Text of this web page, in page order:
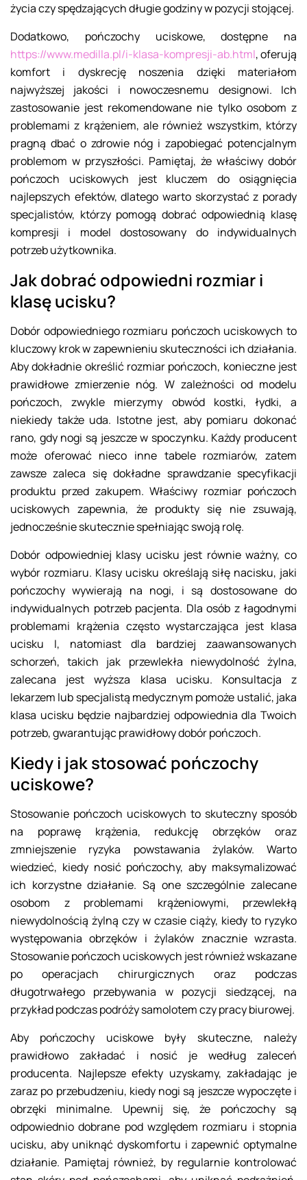
życia czy spędzających długie godziny w pozycji stojącej.
Dodatkowo, pończochy uciskowe, dostępne na
https://www.medilla.pl/i-klasa-kompresji-ab.html, oferują
komfort i dyskrecję noszenia dzięki materiałom
najwyższej jakości i nowoczesnemu designowi. Ich
zastosowanie jest rekomendowane nie tylko osobom z
problemami z krążeniem, ale również wszystkim, którzy
pragną dbać o zdrowie nóg i zapobiegać potencjalnym
problemom w przyszłości. Pamiętaj, że właściwy dobór
pończoch uciskowych jest kluczem do osiągnięcia
najlepszych efektów, dlatego warto skorzystać z porady
specjalistów, którzy pomogą dobrać odpowiednią klasę
kompresji i model dostosowany do indywidualnych
potrzeb użytkownika.
Jak dobrać odpowiedni rozmiar i
klasę ucisku?
Dobór odpowiedniego rozmiaru pończoch uciskowych to
kluczowy krok w zapewnieniu skuteczności ich działania.
Aby dokładnie określić rozmiar pończoch, konieczne jest
prawidłowe zmierzenie nóg. W zależności od modelu
pończoch, zwykle mierzymy obwód kostki, łydki, a
niekiedy także uda. Istotne jest, aby pomiaru dokonać
rano, gdy nogi są jeszcze w spoczynku. Każdy producent
może oferować nieco inne tabele rozmiarów, zatem
zawsze zaleca się dokładne sprawdzanie specyfikacji
produktu przed zakupem. Właściwy rozmiar pończoch
uciskowych zapewnia, że produkty się nie zsuwają,
jednocześnie skutecznie spełniając swoją rolę.
Dobór odpowiedniej klasy ucisku jest równie ważny, co
wybór rozmiaru. Klasy ucisku określają siłę nacisku, jaki
pończochy wywierają na nogi, i są dostosowane do
indywidualnych potrzeb pacjenta. Dla osób z łagodnymi
problemami krążenia często wystarczająca jest klasa
ucisku I, natomiast dla bardziej zaawansowanych
schorzeń, takich jak przewlekła niewydolność żylna,
zalecana jest wyższa klasa ucisku. Konsultacja z
lekarzem lub specjalistą medycznym pomoże ustalić, jaka
klasa ucisku będzie najbardziej odpowiednia dla Twoich
potrzeb, gwarantując prawidłowy dobór pończoch.
Kiedy i jak stosować pończochy
uciskowe?
Stosowanie pończoch uciskowych to skuteczny sposób
na poprawę krążenia, redukcję obrzęków oraz
zmniejszenie ryzyka powstawania żylaków. Warto
wiedzieć, kiedy nosić pończochy, aby maksymalizować
ich korzystne działanie. Są one szczególnie zalecane
osobom z problemami krążeniowymi, przewlekłą
niewydolnością żylną czy w czasie ciąży, kiedy to ryzyko
występowania obrzęków i żylaków znacznie wzrasta.
Stosowanie pończoch uciskowych jest również wskazane
po operacjach chirurgicznych oraz podczas
długotrwałego przebywania w pozycji siedzącej, na
przykład podczas podróży samolotem czy pracy biurowej.
Aby pończochy uciskowe były skuteczne, należy
prawidłowo zakładać i nosić je według zaleceń
producenta. Najlepsze efekty uzyskamy, zakładając je
zaraz po przebudzeniu, kiedy nogi są jeszcze wypoczęte i
obrzęki minimalne. Upewnij się, że pończochy są
odpowiednio dobrane pod względem rozmiaru i stopnia
ucisku, aby uniknąć dyskomfortu i zapewnić optymalne
działanie. Pamiętaj również, by regularnie kontrolować